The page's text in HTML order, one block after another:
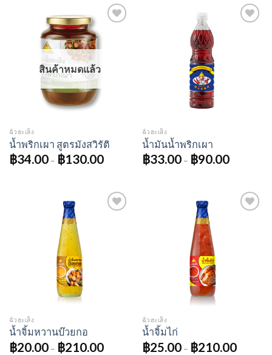
สินค้าหมดแล้ว
ฉั่วฮะเส็ง
น้ำพริกเผา สูตรมังสวิรัติ
฿34.00– ฿130.00
ฉั่วฮะเส็ง
น้ำมันน้ำพริกเผา
฿33.00– ฿90.00
ฉั่วฮะเส็ง
น้ำจิ้มหวานบ๊วยกอ
฿20.00– ฿210.00
ฉั่วฮะเส็ง
น้ำจิ้มไก่
฿25.00– ฿210.00